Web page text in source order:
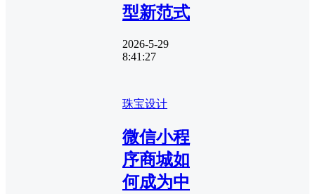
型新范式
2026-5-29
8:41:27
珠宝设计
微信小程
序商城如
何成为中